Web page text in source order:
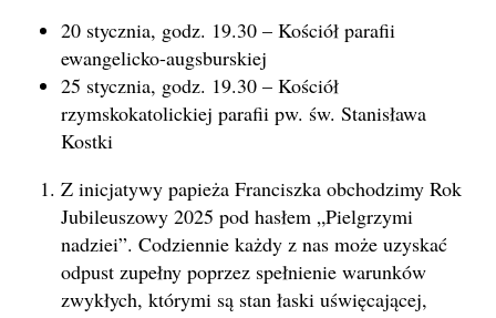
20 stycznia, godz. 19.30 – Kościół parafii
ewangelicko-augsburskiej
25 stycznia, godz. 19.30 – Kościół
rzymskokatolickiej parafii pw. św. Stanisława
Kostki
Z inicjatywy papieża Franciszka obchodzimy Rok
Jubileuszowy 2025 pod hasłem „Pielgrzymi
nadziei”. Codziennie każdy z nas może uzyskać
odpust zupełny poprzez spełnienie warunków
zwykłych, którymi są stan łaski uświęcającej,